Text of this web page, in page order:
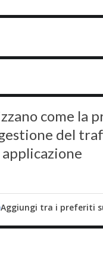
come la
del
Aggiungi tra i preferiti